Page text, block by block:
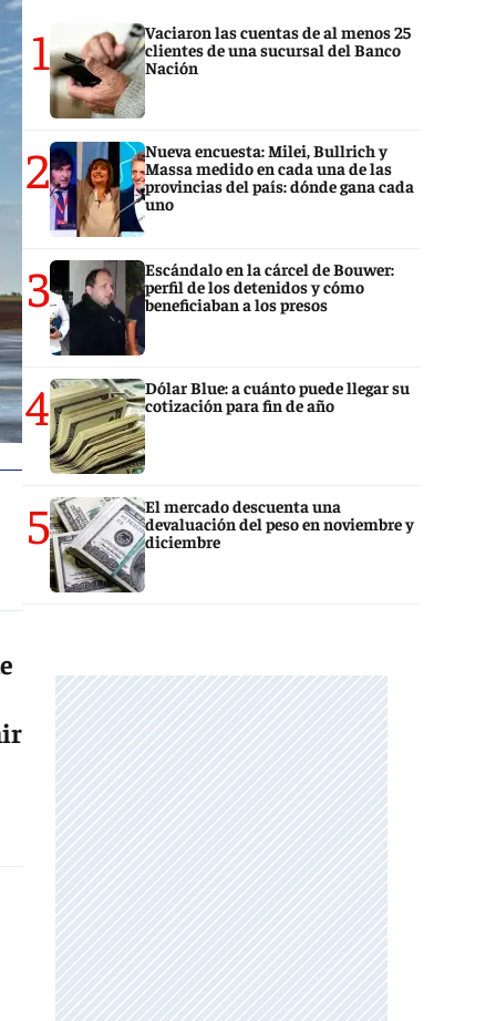
1
Vaciaron las cuentas de al menos 25
clientes de una sucursal del Banco
Nación
2
Nueva encuesta: Milei, Bullrich y
Massa medido en cada una de las
provincias del país: dónde gana cada
uno
3
Escándalo en la cárcel de Bouwer:
perfil de los detenidos y cómo
beneficiaban a los presos
4
Dólar Blue: a cuánto puede llegar su
cotización para fin de año
5
El mercado descuenta una
devaluación del peso en noviembre y
diciembre